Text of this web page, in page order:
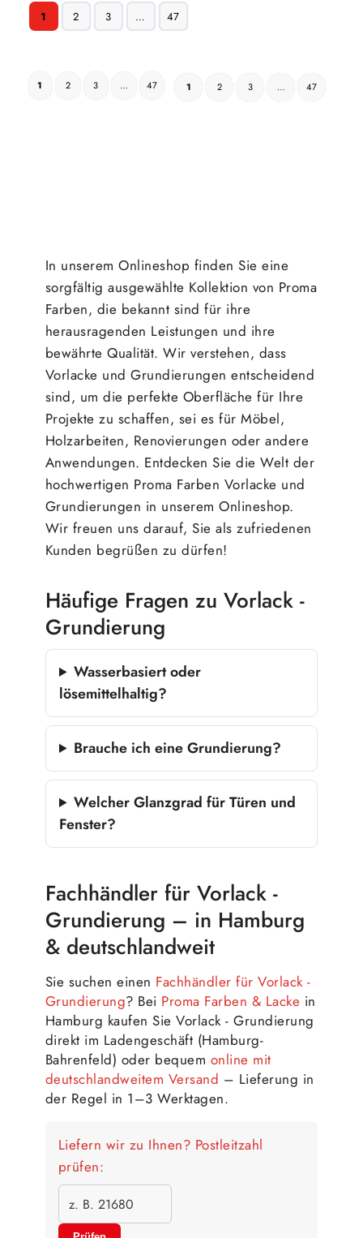
1 2 3 … 47
1 2 3 … 47
1 2 3 … 47
In unserem Onlineshop finden Sie eine
sorgfältig ausgewählte Kollektion von Proma
Farben, die bekannt sind für ihre
herausragenden Leistungen und ihre
bewährte Qualität. Wir verstehen, dass
Vorlacke und Grundierungen entscheidend
sind, um die perfekte Oberfläche für Ihre
Projekte zu schaffen, sei es für Möbel,
Holzarbeiten, Renovierungen oder andere
Anwendungen. Entdecken Sie die Welt der
hochwertigen Proma Farben Vorlacke und
Grundierungen in unserem Onlineshop.
Wir freuen uns darauf, Sie als zufriedenen
Kunden begrüßen zu dürfen!
Häufige Fragen zu Vorlack -
Grundierung
Wasserbasiert oder
lösemittelhaltig?
Brauche ich eine Grundierung?
Welcher Glanzgrad für Türen und
Fenster?
Fachhändler für Vorlack -
Grundierung – in Hamburg
& deutschlandweit
Sie suchen einen Fachhändler für Vorlack -
Grundierung? Bei Proma Farben & Lacke in
Hamburg kaufen Sie Vorlack - Grundierung
direkt im Ladengeschäft (Hamburg-
Bahrenfeld) oder bequem online mit
deutschlandweitem Versand – Lieferung in
der Regel in 1–3 Werktagen.
Liefern wir zu Ihnen? Postleitzahl
prüfen: